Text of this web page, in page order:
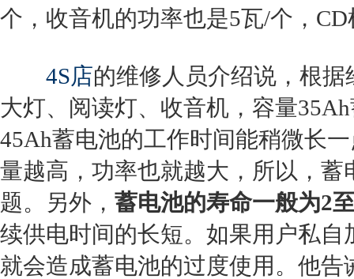
个，收音机的功率也是5瓦/个，
4S店的维修人员介绍说，根
大灯、阅读灯、收音机，容量
45Ah蓄电池的工作时间能稍微长
量越高，功率也就越大，所以，
题。另外， 蓄电池的寿命一般为2
续供电时间的长短。如果用户私
就会造成蓄电池的过度使用。他告